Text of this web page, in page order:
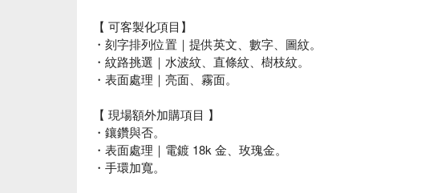
【 可客製化項目】
・刻字排列位置｜提供英文、數字、圖紋。
・紋路挑選｜水波紋、直條紋、樹枝紋。
・表面處理｜亮面、霧面。
【 現場額外加購項目 】
・鑲鑽與否。
・表面處理｜電鍍 18k 金、玫瑰金。
・手環加寬。